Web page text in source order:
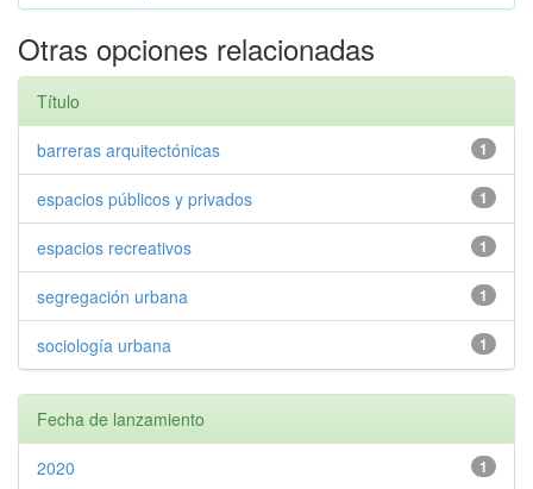
Otras opciones relacionadas
Título
1
barreras arquitectónicas
1
espacios públicos y privados
1
espacios recreativos
1
segregación urbana
1
sociología urbana
Fecha de lanzamiento
1
2020